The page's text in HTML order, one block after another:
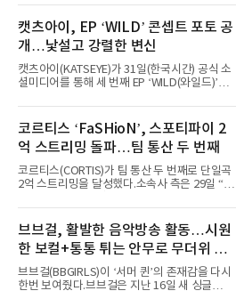
코르티스 등 K팝 스타들이 출연진 명단에 이름
을 올렸다.이날 에스파는
AxMxP는 데뷔 전부터 버스킹과 각종 페스티벌,
공연 무대에 오르며 실전 경험을 쌓아왔다.이들
은 소속사 패밀리 콘서트를 비롯해 '뷰티풀 민트
라이프 2025', '2025 부산국제록페스티벌' 등 대
형 무대에 잇달아 출연해 당찬 에너지와 풋풋한
매력으로 음악팬들의 눈도장을 찍었다.이후
AxMxP는 '카운트다운 판타지 2025-2026',
정적인 실력을 입증했고, 올해 '2026 어썸뮤직
페스티벌', '뷰티풀 민트 라이프 2026', '2026
캣츠아이, EP ‘WILD’ 콘셉트 포토 공
개…낯설고 강렬한 변신
캣츠아이(KATSEYE)가 31일(한국시간) 공식 소
셜미디어를 통해 세 번째 EP ‘WILD(와일드)’의
heart(와일드 하트)’라는 제목이 붙은 콘셉트 포
토에는 멤버들의 본능적이고 야성적인 면모가
강렬하게 담겼다. 짙은 아이섀도와 푸른빛·금빛·
붉은빛의 컬러 렌즈가 비현실적인 분위기를 자
아내고, 여러 원색이 불규칙하게 뒤섞인 멀티컬
러 헤어와 과감한 블루·블랙 립 메이크업이 낯설
고도 매혹적인 비주얼을 완성했다.스타일링 역
엣을 거침없이 결합했다. 멤버들은 각기 다른 개
성을 살린 스타일링을 선
코르티스 ‘FaSHioN’, 스포티파이 2
억 스트리밍 돌파…팀 통산 두 번째
코르티스(CORTIS)가 팀 통산 두 번째로 단일곡
2억 스트리밍을 달성했다.소속사 측은 29일 “코
벌 오디오·음원 스트리밍 플랫폼 스포티파이에
서 27일 자로 누적 재생 수 2억 회를 돌파했
다”고 밝혔다.곡이 발표된 지 약 10개월 만이다.
팀의 첫 번째 2억 스트리밍 곡은 동일 음반에 수
록된 ‘GO!’다. 이 노래는 공개 약 9개월 만인 지
난달 26일 자에 2억 고지를 밟았다. 이는 최근 5
년 내 데뷔한 보이그룹의 곡 중 최단기 2억 달성
브브걸, 활발한 음악방송 활동…시원
한 보컬+통통 튀는 안무로 무더위 사
냥
브브걸(BBGIRLS)이 ‘서머 퀸’의 존재감을 다시
한번 보여줬다.브브걸은 지난 16일 새 싱글